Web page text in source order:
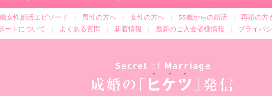
女性婚活エピソード 男性の方へ 女性の方へ 55歳からの婚活 再婚の方
ートについて よくある質問 新着情報 最新のご入会者様情報 プライバ